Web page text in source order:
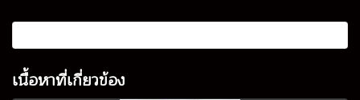
เนื้อหาที่เกี่ยวข้อง